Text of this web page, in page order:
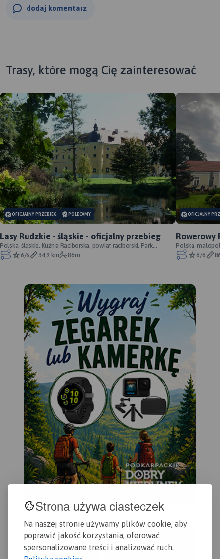
Strona używa ciasteczek
Na naszej stronie używamy plików cookie, aby
poprawić jakość korzystania, oferować
spersonalizowane treści i analizować ruch.
dodaj komentarz
Trasy, które mogą Cię zainteresować
OFICJALNY PRZEBIEG POLECAMY
Lasy Rudzkie - śląskie - oficjalny przebieg
Polska, śląskie, Kuźnia Raciborska, powiat raciborski, Park
Krajobrazowy Cysterskie Kompozycje Krajo
6/6 34,9 km 86m
OFICJALNY
Rowerowy
Polska,
6/6